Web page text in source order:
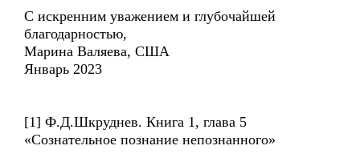
С искренним уважением и глубочайшей
благодарностью,
Марина Валяева, США
Январь 2023
[1] Ф.Д.Шкруднев. Книга 1, глава 5
«Сознательное познание непознанного»